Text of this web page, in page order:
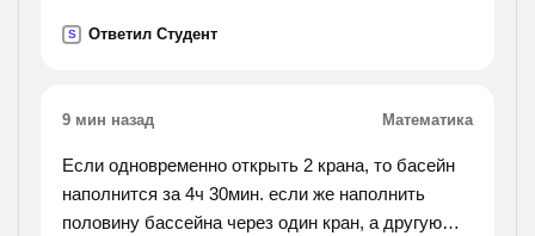
параллельные прямые m, n? сколько решений
S Ответил Студент
9 мин назад Математика
Если одновременно открыть 2 крана, то басейн
наполнится за 4ч 30мин. если же наполнить
половину бассейна через один кран, а другую